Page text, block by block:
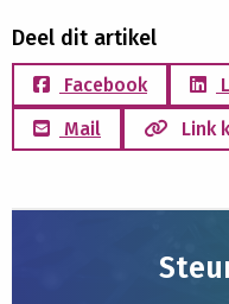
Deel dit artikel
Facebook
Mail
Link